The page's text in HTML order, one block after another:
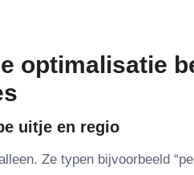
optimalisatie
uitje en regio
Ze typen bijvoorbeeld